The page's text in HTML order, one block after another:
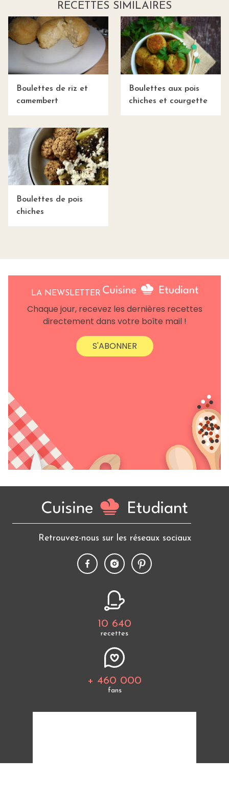
RECETTES SIMILAIRES
Boulettes de riz et
camembert
Boulettes aux pois
chiches et courgette
Boulettes de pois
chiches
LA NEWSLETTER
Chaque jour, recevez les dernières recettes
directement dans votre boîte mail !
S'ABONNER
Retrouvez-nous sur les réseaux sociaux
10 640
recettes
+ 460 000
fans